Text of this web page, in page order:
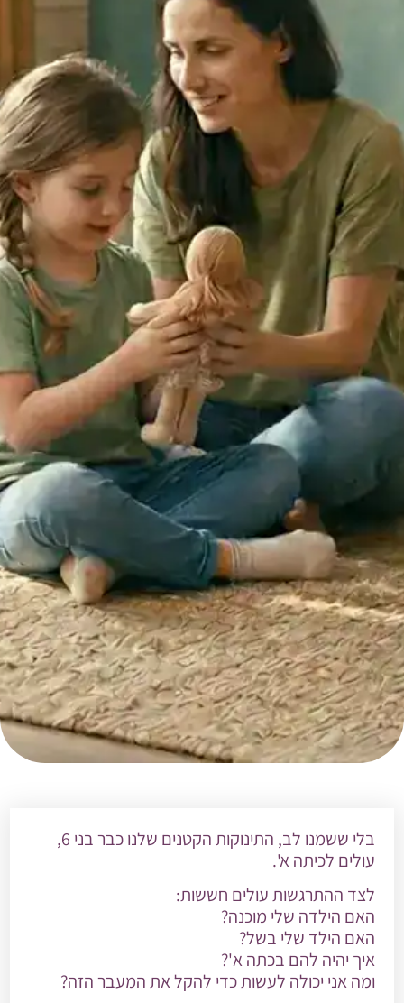
בלי ששמנו לב, התינוקות הקטנים שלנו כבר בני 6,
עולים לכיתה א'.
לצד ההתרגשות עולים חששות:
האם הילדה שלי מוכנה?
האם הילד שלי בשל?
איך יהיה להם בכתה א'?
ומה אני יכולה לעשות כדי להקל את המעבר הזה?